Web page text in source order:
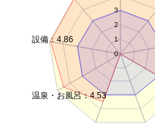
0
1
2
3
温泉・お風呂：4.53
設備：4.86